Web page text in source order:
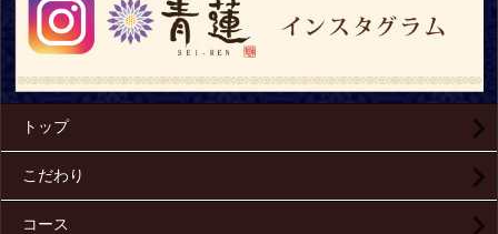
トップ
こだわり
コース